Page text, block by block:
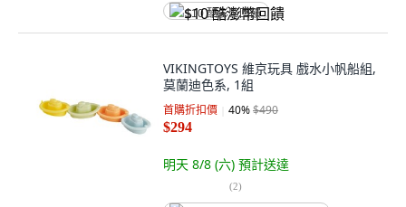
$10 酷澎幣回饋
VIKINGTOYS 維京玩具 戲水小帆船組,
莫蘭迪色系, 1組
首購折扣價 40%$490
$294
明天 8/8 (六) 預計送達
(2)